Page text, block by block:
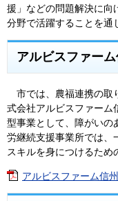
援」などの問題解決に向
分野で活躍することを通
アルビスファー
市では、農福連携の取
式会社アルビスファーム
型事業として、障がいの
労継続支援事業所では、
スキルを身につけるため
アルビスファーム信